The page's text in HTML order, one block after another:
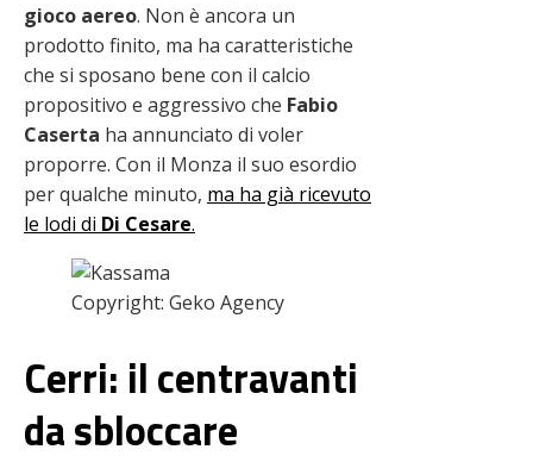
gioco aereo. Non è ancora un
prodotto finito, ma ha caratteristiche
che si sposano bene con il calcio
propositivo e aggressivo che Fabio
Caserta ha annunciato di voler
proporre. Con il Monza il suo esordio
per qualche minuto, ma ha già ricevuto
le lodi di Di Cesare.
Copyright: Geko Agency
Cerri: il centravanti
da sbloccare